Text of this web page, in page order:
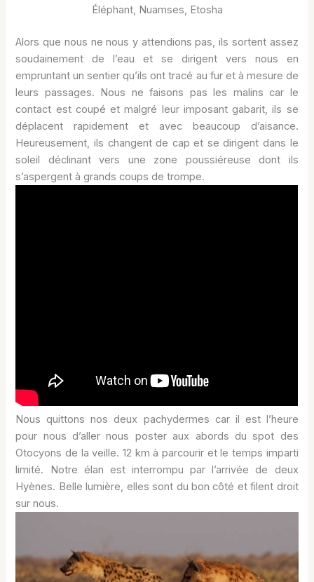
Éléphant, Nuamses, Etosha
Alors que nous ne nous y attendions pas, ils sortent assez
soudainement de l’eau et se dirigent vers nous en
empruntant un sentier qu’ils ont tracé au fur et à mesure de
leurs passages. Nous ne faisons pas les malins car le
contact est coupé et malgré leur imposant gabarit, ils se
déplacent rapidement et avec beaucoup d’aisance.
Heureusement, ils changent de cap et se dirigent dans le
soleil déclinant vers une zone poussiéreuse dont ils
s’aspergent à grands coups de trompe.
Nous quittons nos deux pachydermes car il est l’heure
pour nous d’aller nous poster aux abords du spot des
Otocyons de la veille. 12 km à parcourir et le temps imparti
limité. Notre élan est interrompu par l’arrivée de deux
Hyènes. Belle lumière, elles sont du bon côté et filent droit
sur nous.